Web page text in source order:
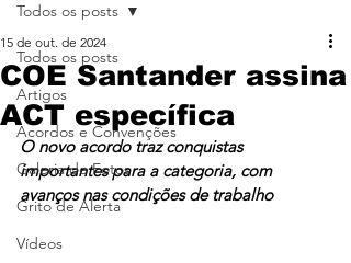
Todos os posts
Artigos
Acordos e Convenções
Galeria de Fotos
Grito de Alerta
Vídeos
Todos os posts
COE Santander assina
ACT específica
15 de out. de 2024
O novo acordo traz conquistas
importantes para a categoria, com
avanços nas condições de trabalho